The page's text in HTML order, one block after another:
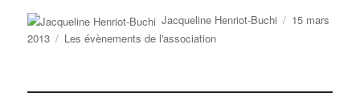
Auteur
Jacqueline Henriot-Buchi
Publié
15 mars
2013
Catégories
Les évènements de l'association